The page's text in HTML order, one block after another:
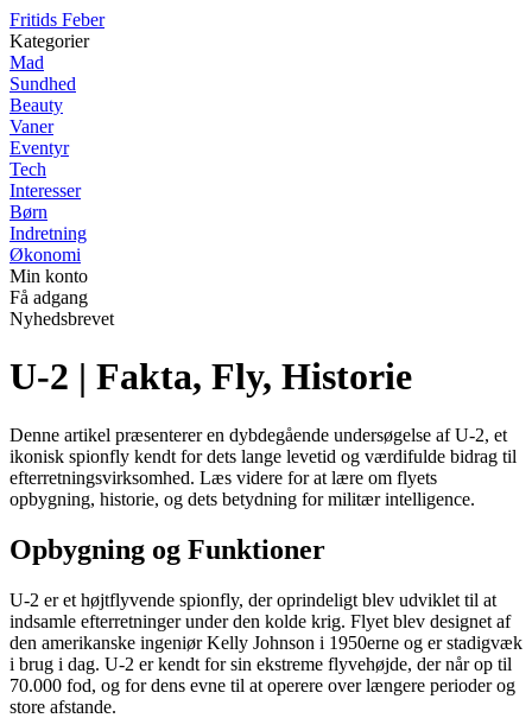
Fritids Feber
Kategorier
Mad
Sundhed
Beauty
Vaner
Eventyr
Tech
Interesser
Børn
Indretning
Økonomi
Min konto
Få adgang
Nyhedsbrevet
U-2 | Fakta, Fly, Historie
Denne artikel præsenterer en dybdegående undersøgelse af U-2, et
ikonisk spionfly kendt for dets lange levetid og værdifulde bidrag til
efterretningsvirksomhed. Læs videre for at lære om flyets
opbygning, historie, og dets betydning for militær intelligence.
Opbygning og Funktioner
U-2 er et højtflyvende spionfly, der oprindeligt blev udviklet til at
indsamle efterretninger under den kolde krig. Flyet blev designet af
den amerikanske ingeniør Kelly Johnson i 1950erne og er stadigvæk
i brug i dag. U-2 er kendt for sin ekstreme flyvehøjde, der når op til
70.000 fod, og for dens evne til at operere over længere perioder og
store afstande.